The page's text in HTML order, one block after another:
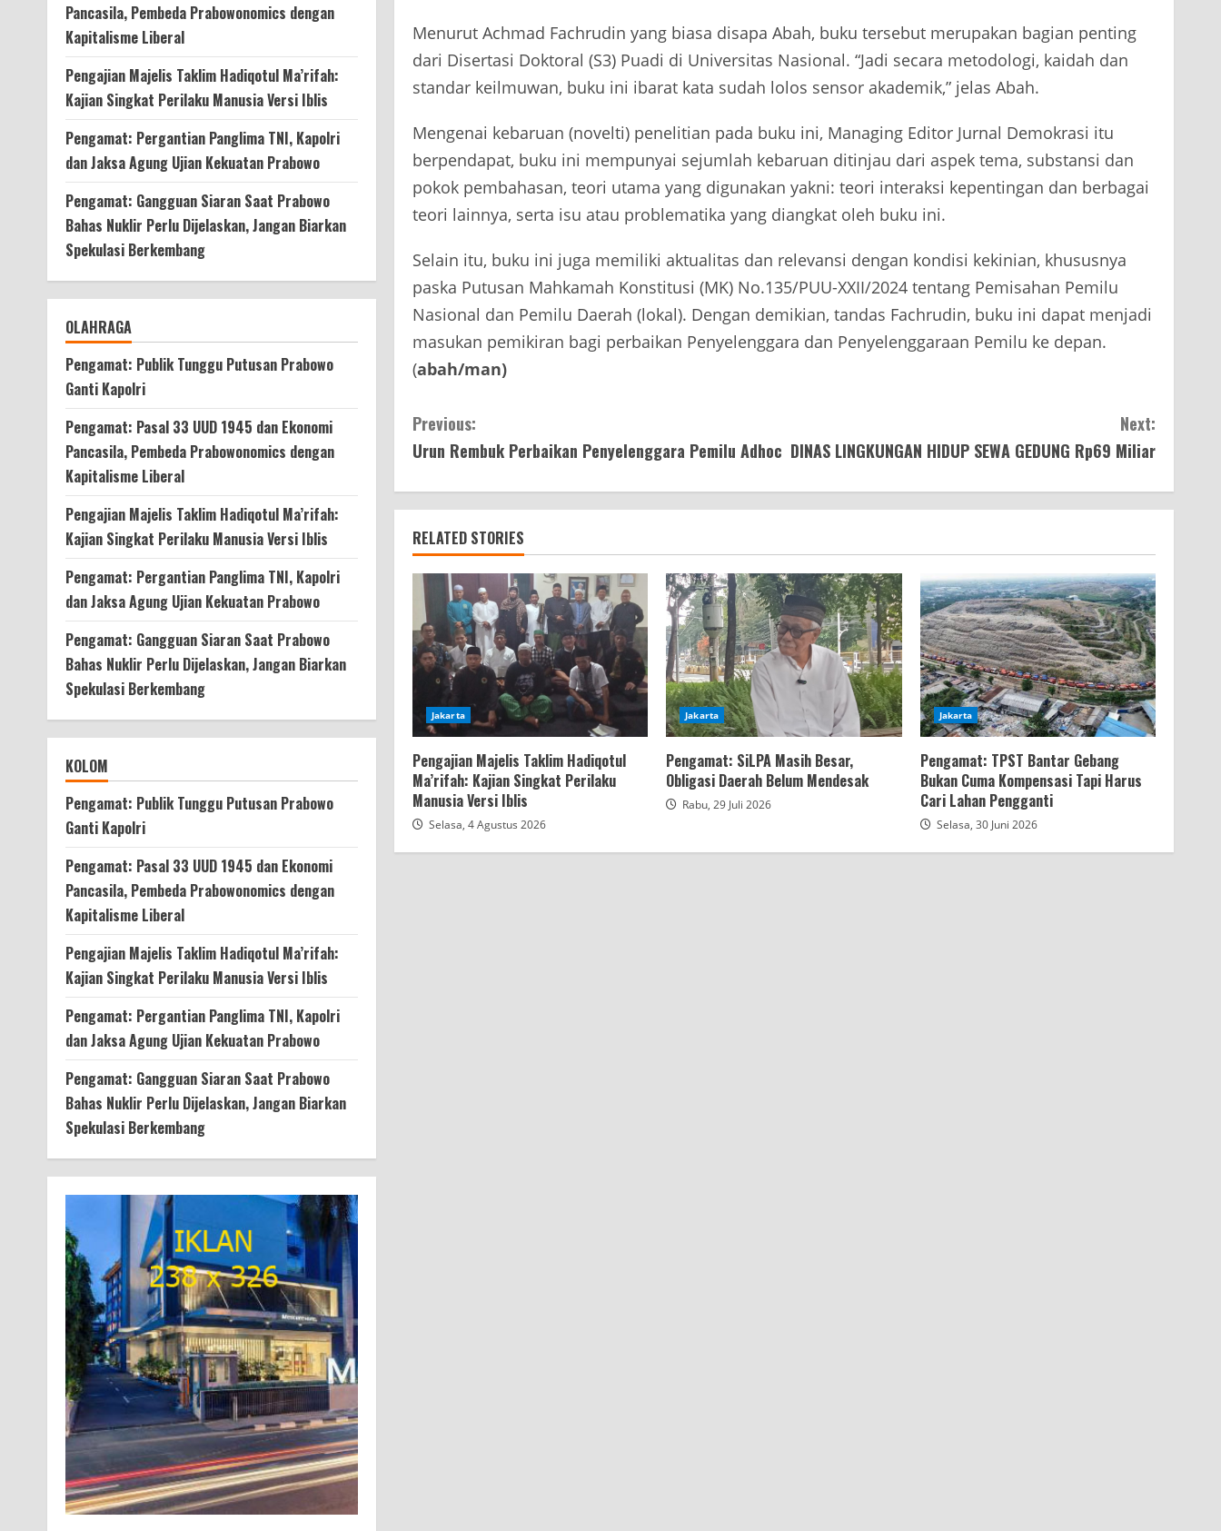
Menurut Achmad Fachrudin yang biasa disapa Abah, buku tersebut merupakan bagian penting
dari Disertasi Doktoral (S3) Puadi di Universitas Nasional. “Jadi secara metodologi, kaidah dan
standar keilmuwan, buku ini ibarat kata sudah lolos sensor akademik,” jelas Abah.
Mengenai kebaruan (novelti) penelitian pada buku ini, Managing Editor Jurnal Demokrasi itu
berpendapat, buku ini mempunyai sejumlah kebaruan ditinjau dari aspek tema, substansi dan
pokok pembahasan, teori utama yang digunakan yakni: teori interaksi kepentingan dan berbagai
teori lainnya, serta isu atau problematika yang diangkat oleh buku ini.
Selain itu, buku ini juga memiliki aktualitas dan relevansi dengan kondisi kekinian, khususnya
paska Putusan Mahkamah Konstitusi (MK) No.135/PUU-XXII/2024 tentang Pemisahan Pemilu
Nasional dan Pemilu Daerah (lokal). Dengan demikian, tandas Fachrudin, buku ini dapat menjadi
masukan pemikiran bagi perbaikan Penyelenggara dan Penyelenggaraan Pemilu ke depan.
(abah/man)
Continue
Reading
Previous:
Urun Rembuk Perbaikan Penyelenggara Pemilu Adhoc
Next:
DINAS LINGKUNGAN HIDUP SEWA GEDUNG Rp69 Miliar
RELATED STORIES
Jakarta
Pengajian Majelis Taklim Hadiqotul
Ma’rifah: Kajian Singkat Perilaku
Manusia Versi Iblis
Selasa, 4 Agustus 2026
Jakarta
Pengamat: SiLPA Masih Besar,
Obligasi Daerah Belum Mendesak
Rabu, 29 Juli 2026
Jakarta
Pengamat: TPST Bantar Gebang
Bukan Cuma Kompensasi Tapi Harus
Cari Lahan Pengganti
Selasa, 30 Juni 2026
Pancasila, Pembeda Prabowonomics dengan
Kapitalisme Liberal
Pengajian Majelis Taklim Hadiqotul Ma’rifah:
Kajian Singkat Perilaku Manusia Versi Iblis
Pengamat: Pergantian Panglima TNI, Kapolri
dan Jaksa Agung Ujian Kekuatan Prabowo
Pengamat: Gangguan Siaran Saat Prabowo
Bahas Nuklir Perlu Dijelaskan, Jangan Biarkan
Spekulasi Berkembang
OLAHRAGA
Pengamat: Publik Tunggu Putusan Prabowo
Ganti Kapolri
Pengamat: Pasal 33 UUD 1945 dan Ekonomi
Pancasila, Pembeda Prabowonomics dengan
Kapitalisme Liberal
Pengajian Majelis Taklim Hadiqotul Ma’rifah:
Kajian Singkat Perilaku Manusia Versi Iblis
Pengamat: Pergantian Panglima TNI, Kapolri
dan Jaksa Agung Ujian Kekuatan Prabowo
Pengamat: Gangguan Siaran Saat Prabowo
Bahas Nuklir Perlu Dijelaskan, Jangan Biarkan
Spekulasi Berkembang
KOLOM
Pengamat: Publik Tunggu Putusan Prabowo
Ganti Kapolri
Pengamat: Pasal 33 UUD 1945 dan Ekonomi
Pancasila, Pembeda Prabowonomics dengan
Kapitalisme Liberal
Pengajian Majelis Taklim Hadiqotul Ma’rifah:
Kajian Singkat Perilaku Manusia Versi Iblis
Pengamat: Pergantian Panglima TNI, Kapolri
dan Jaksa Agung Ujian Kekuatan Prabowo
Pengamat: Gangguan Siaran Saat Prabowo
Bahas Nuklir Perlu Dijelaskan, Jangan Biarkan
Spekulasi Berkembang